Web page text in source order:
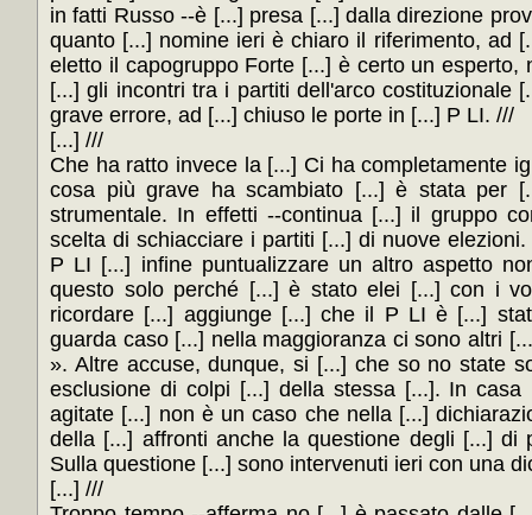
in fatti Russo --è [...] presa [...] dalla direzione
quanto [...] nomine ieri è chiaro il riferimento, ad
eletto il capogruppo Forte [...] è certo un esperto,
[...] gli incontri tra i partiti dell'arco costituzionale
grave errore, ad [...] chiuso le porte in [...] P LI. ///
[...] ///
Che ha ratto invece la [...] Ci ha completamente
cosa più grave ha scambiato [...] è stata per
strumentale. In effetti --continua [...] il gruppo
scelta di schiacciare i partiti [...] di nuove
P LI [...] infine puntualizzare un altro aspetto
questo solo perché [...] è stato elei [...] con i
ricordare [...] aggiunge [...] che il P LI è [...]
guarda caso [...] nella maggioranza ci sono altri
». Altre accuse, dunque, si [...] che so no state
esclusione di colpi [...] della stessa [...]. In
agitate [...] non è un caso che nella [...]
della [...] affronti anche la questione degli [...] di
Sulla questione [...] sono intervenuti ieri con una
[...] ///